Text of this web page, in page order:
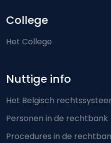
College
Het College
Nuttige info
Het Belgisch
Personen in de rechtbank
Procedures in de